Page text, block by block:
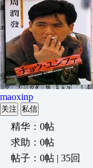
maoxinp
关注 私信
精华：0帖
求助：0帖
帖子：0帖 | 35回